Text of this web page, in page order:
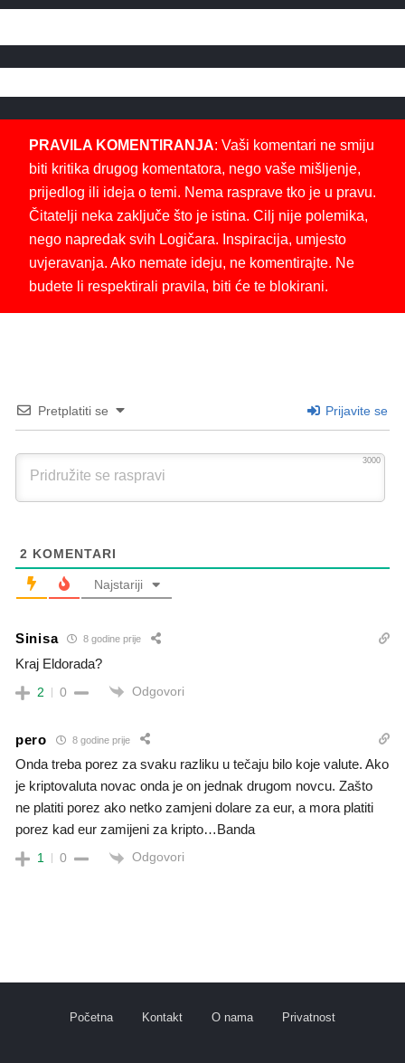
PRAVILA KOMENTIRANJA: Vaši komentari ne smiju
biti kritika drugog komentatora, nego vaše mišljenje,
prijedlog ili ideja o temi. Nema rasprave tko je u pravu.
Čitatelji neka zaključe što je istina. Cilj nije polemika,
nego napredak svih Logičara. Inspiracija, umjesto
uvjeravanja. Ako nemate ideju, ne komentirajte. Ne
budete li respektirali pravila, biti će te blokirani.
Pretplatiti se Prijavite se
3000
2 KOMENTARI
Najstariji
Sinisa 8 godine prije
Kraj Eldorada?
2 0 Odgovori
pero 8 godine prije
Onda treba porez za svaku razliku u tečaju bilo koje valute. Ako
je kriptovaluta novac onda je on jednak drugom novcu. Zašto
ne platiti porez ako netko zamjeni dolare za eur, a mora platiti
porez kad eur zamijeni za kripto…Banda
1 0 Odgovori
Početna Kontakt O nama Privatnost